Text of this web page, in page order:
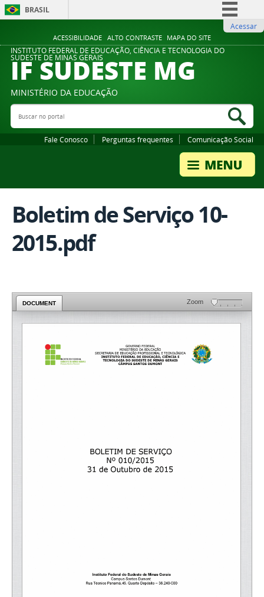
ACESSIBILIDADE ALTO CONTRASTE MAPA DO SITE
BRASIL
Comunica BR
Participe
Legislação
Acessar
INSTITUTO FEDERAL DE EDUCAÇÃO, CIÊNCIA E TECNOLOGIA DO
SUDESTE DE MINAS GERAIS
IF SUDESTE MG
MINISTÉRIO DA EDUCAÇÃO
Buscar no portal
Fale Conosco Perguntas frequentes Comunicação Social
Boletim de Serviço 10-
2015.pdf
DOCUMENT Zoom